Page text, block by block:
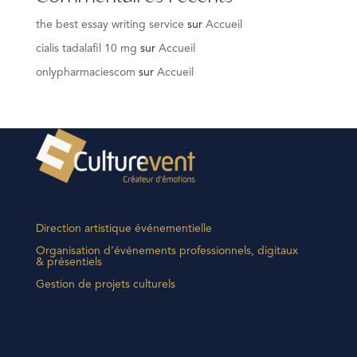
the best essay writing service sur Accueil
cialis tadalafil 10 mg sur Accueil
onlypharmaciescom sur Accueil
Direction artistique événementielle
Organisation d’événements professionnels, digitaux
& présentiels
Gestion de projets culturels